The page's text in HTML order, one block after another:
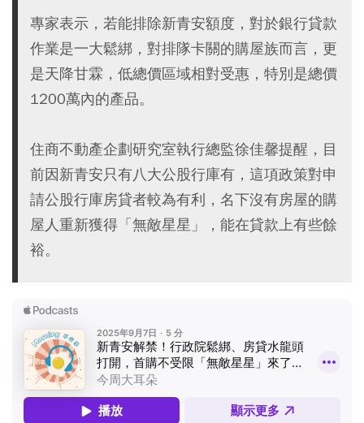
專家表示，若能排除新青安額度，對於銀行貸款
作業是一大鬆綁，對排隊卡關的購屋族而言，更
是天降甘霖，低總價區域相對受惠，特別是總價
1200萬內的產品。
住商不動產企劃研究室執行總監徐佳馨提醒，目
前因新青安只有八大公股行庫有，這項政策對申
請公股行庫房貸者較為有利，名下沒有房屋的購
屋人重新獲得「無敵星星」，能在貸款上有些餘
裕。